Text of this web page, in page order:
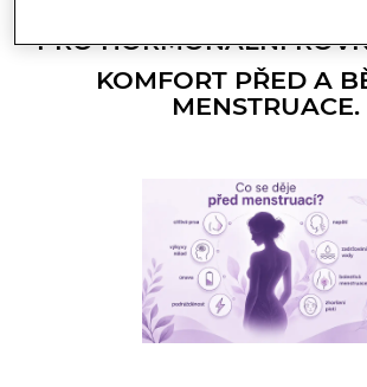
PRO HORMONÁLNÍ
KOMFORT PŘED A
MENSTRUACE.